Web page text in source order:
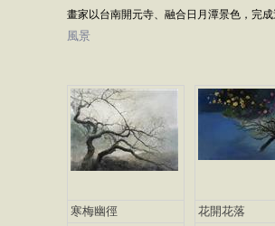
畫家以台南開元寺、融合日月潭景色，完成
風景
寒梅幽徑
花開花落